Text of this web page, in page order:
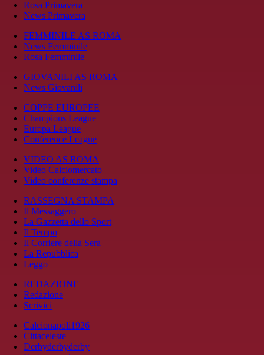
Rosa Primavera
News Primavera
FEMMINILE AS ROMA
News Femminile
Rosa Femminile
GIOVANILI AS ROMA
News Giovanili
COPPE EUROPEE
Champions League
Europa League
Conference League
VIDEO AS ROMA
Video Calciomercato
Video conferenze stampa
RASSEGNA STAMPA
Il Messaggero
La Gazzetta dello Sport
Il Tempo
Il Corriere della Sera
La Repubblica
Leggo
REDAZIONE
Redazione
Scrivici
Calcionapoli1926
Cittaceleste
Derbyderbyderby